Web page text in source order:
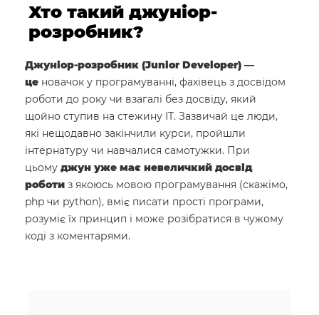
Хто такий джуніор-
розробник?
Джуніор-розробник (Junior Developer) —
це новачок у програмуванні, фахівець з досвідом
роботи до року чи взагалі без досвіду, який
щойно ступив на стежину ІТ. Зазвичай це люди,
які нещодавно закінчили курси, пройшли
інтернатуру чи навчалися самотужки. При
цьому джун уже має невеличкий досвід
роботи з якоюсь мовою програмування (скажімо,
php чи python), вміє писати прості програми,
розуміє їх принцип і може розібратися в чужому
коді з коментарями.